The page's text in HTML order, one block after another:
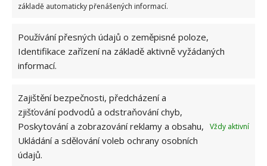
základě automaticky přenášených informací.
Používání přesných údajů o zeměpisné poloze,
Identifikace zařízení na základě aktivně vyžádaných
informací.
Zajištění bezpečnosti, předcházení a
zjišťování podvodů a odstraňování chyb,
Poskytování a zobrazování reklamy a obsahu,
Ukládání a sdělování voleb ochrany osobních
údajů.
Vždy aktivní